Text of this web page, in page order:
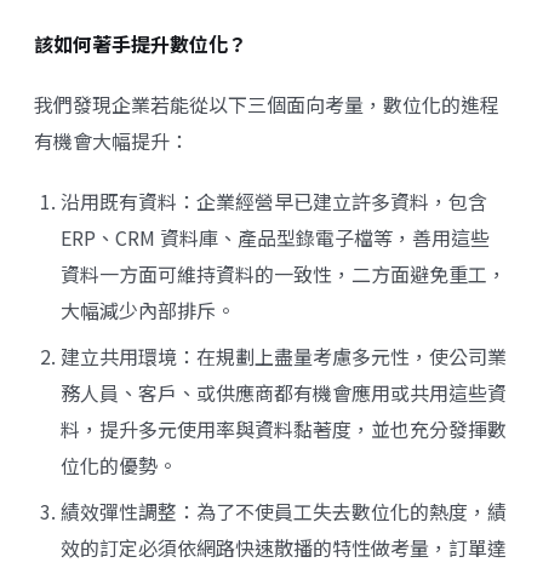
該如何著手提升數位化？
我們發現企業若能從以下三個面向考量，數位化的進程
有機會大幅提升：
沿用既有資料：企業經營早已建立許多資料，包含
ERP、CRM 資料庫、產品型錄電子檔等，善用這些
資料一方面可維持資料的一致性，二方面避免重工，
大幅減少內部排斥。
建立共用環境：在規劃上盡量考慮多元性，使公司業
務人員、客戶、或供應商都有機會應用或共用這些資
料，提升多元使用率與資料黏著度，並也充分發揮數
位化的優勢。
績效彈性調整：為了不使員工失去數位化的熱度，績
效的訂定必須依網路快速散播的特性做考量，訂單達